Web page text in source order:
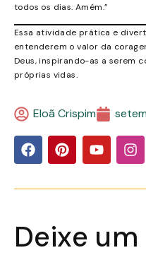
todos os dias. Amém.”
Essa atividade prática e
entenderem o valor da
Deus, inspirando-as a serem
próprias vidas.
Eloã Crispim
Deixe